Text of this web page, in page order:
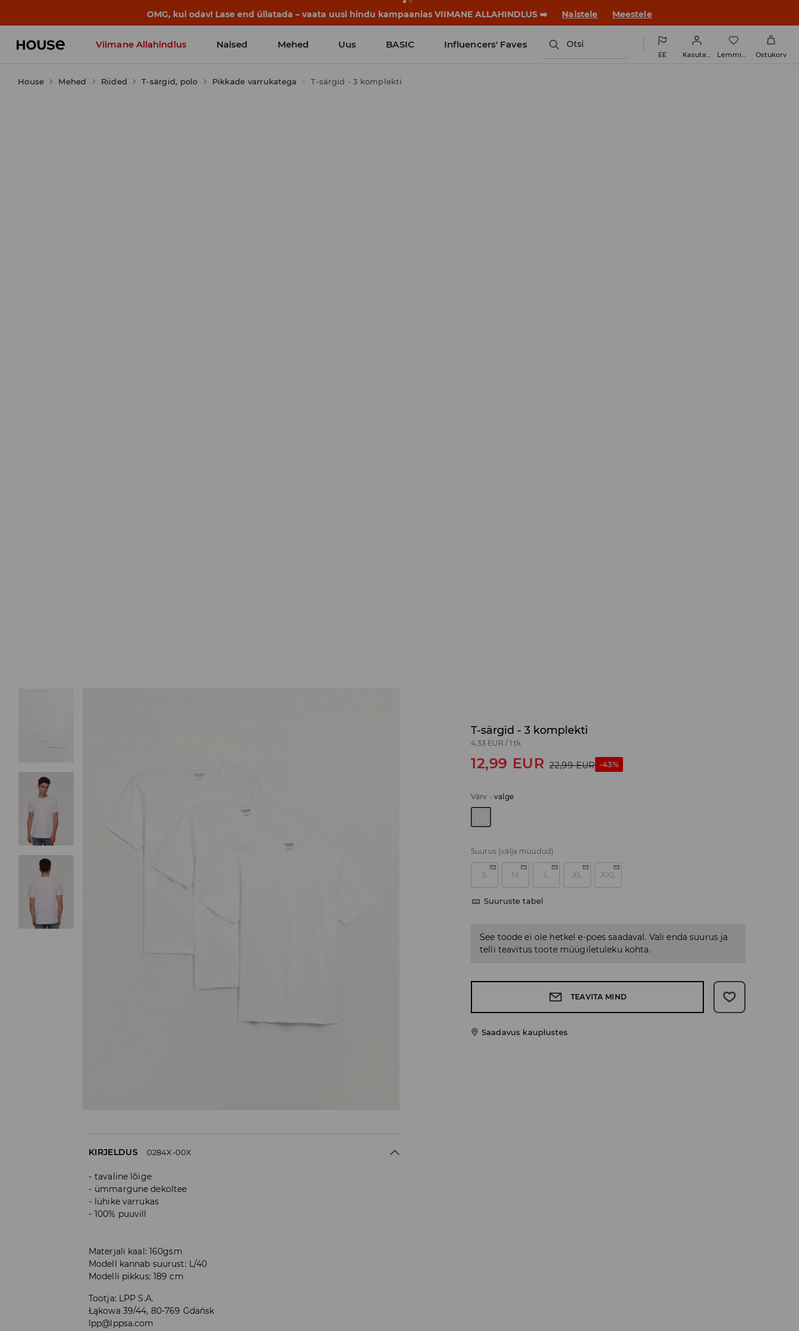
OMG, kui odav! Lase end üllatada – vaata uusi hindu kampaanias VIIMANE ALLAHINDLUS ➡️ Naistele Meestele
Viimane Allahindlus Naised Mehed Uus BASIC Influencers' Faves Otsi
EE Kasutaja Lemmikud Ostukorv
House Mehed Riided T-särgid, polo Pikkade varrukatega T-särgid - 3 komplekti
T-särgid - 3 komplekti
4,33 EUR / 1 tk
12,99 EUR 22,99 EUR -43%
Värv -valge
Suurus (välja müüdud)
S M L XL XXL
Suuruste tabel
See toode ei ole hetkel e-poes saadaval. Vali enda suurus ja
telli teavitus toote müügiletuleku kohta.
TEAVITA MIND
Saadavus kauplustes
KIRJELDUS 0284X-00X
tavaline lõige
ümmargune dekoltee
lühike varrukas
100% puuvill
Materjali kaal: 160gsm
Modell kannab suurust: L/40
Modelli pikkus: 189 cm
Tootja: LPP S.A.
Łąkowa 39/44, 80-769 Gdańsk
lpp@lppsa.com